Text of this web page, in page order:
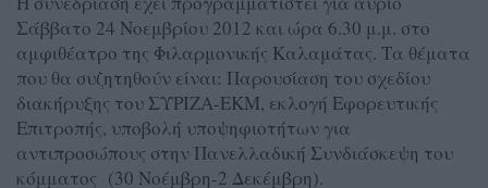
Σάββατο 24 Νοεμβρίου 2012 και ώρα 6.30 μ.μ. στο
αμφιθέατρο της Φιλαρμονικής Καλαμάτας. Τα θέματα
που θα συζητηθούν είναι: Παρουσίαση του σχεδίου
διακήρυξης του ΣΥΡΙΖΑ-ΕΚΜ, εκλογή Εφορευτικής
Επιτροπής, υποβολή υποψηφιοτήτων για
αντιπροσώπους στην Πανελλαδική Συνδιάσκεψη του
κόμματος (30 Νοέμβρη-2 Δεκέμβρη).